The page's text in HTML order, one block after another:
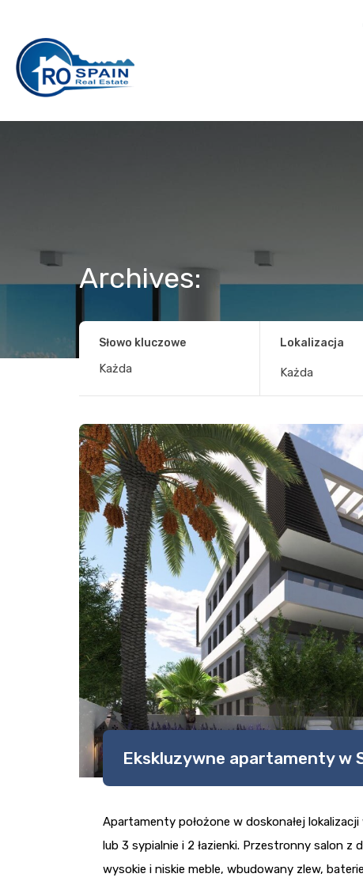
Archives:
Słowo kluczowe Lokalizacja
Każda
Ekskluzywne apartamenty w
Apartamenty położone w doskonałej
lub 3 sypialnie i 2 łazienki. Przestronny salon
wysokie i niskie meble, wbudowany zlew,